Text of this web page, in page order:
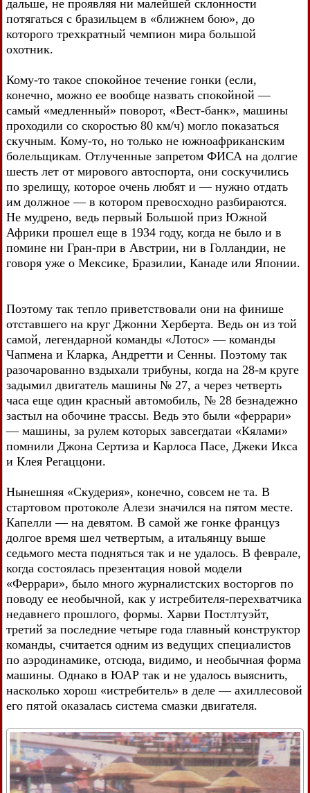
дальше, не проявляя ни малейшей склонности
потягаться с бразильцем в «ближнем бою», до
которого трехкратный чемпион мира большой
охотник.
Кому-то такое спокойное течение гонки (если,
конечно, можно ее вообще назвать спокойной —
самый «медленный» поворот, «Вест-банк», машины
проходили со скоростью 80 км/ч) могло показаться
скучным. Кому-то, но только не южноафриканским
болельщикам. Отлученные запретом ФИСА на долгие
шесть лет от мирового автоспорта, они соскучились
по зрелищу, которое очень любят и — нужно отдать
им должное — в котором превосходно разбираются.
Не мудрено, ведь первый Большой приз Южной
Африки прошел еще в 1934 году, когда не было и в
помине ни Гран-при в Австрии, ни в Голландии, не
говоря уже о Мексике, Бразилии, Канаде или Японии.
Поэтому так тепло приветствовали они на финише
отставшего на круг Джонни Херберта. Ведь он из той
самой, легендарной команды «Лотос» — команды
Чапмена и Кларка, Андретти и Сенны. Поэтому так
разочарованно вздыхали трибуны, когда на 28-м круге
задымил двигатель машины № 27, а через четверть
часа еще один красный автомобиль, № 28 безнадежно
застыл на обочине трассы. Ведь это были «феррари»
— машины, за рулем которых завсегдатаи «Кялами»
помнили Джона Сертиза и Карлоса Пасе, Джеки Икса
и Клея Регаццони.
Нынешняя «Скудерия», конечно, совсем не та. В
стартовом протоколе Алези значился на пятом месте.
Капелли — на девятом. В самой же гонке француз
долгое время шел четвертым, а итальянцу выше
седьмого места подняться так и не удалось. В феврале,
когда состоялась презентация новой модели
«Феррари», было много журналистских восторгов по
поводу ее необычной, как у истребителя-перехватчика
недавнего прошлого, формы. Харви Постлтуэйт,
третий за последние четыре года главный конструктор
команды, считается одним из ведущих специалистов
по аэродинамике, отсюда, видимо, и необычная форма
машины. Однако в ЮАР так и не удалось выяснить,
насколько хорош «истребитель» в деле — ахиллесовой
его пятой оказалась система смазки двигателя.